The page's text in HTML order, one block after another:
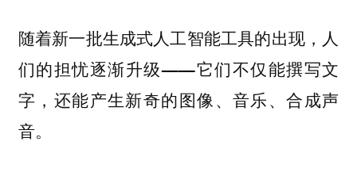
随着新一批生成式人工智能工具的出现，人
们的担忧逐渐升级——它们不仅能撰写文
字，还能产生新奇的图像、音乐、合成声
音。